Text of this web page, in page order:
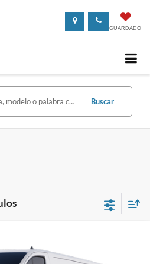
GUARDADO
Buscar
$64,085
PRECIO